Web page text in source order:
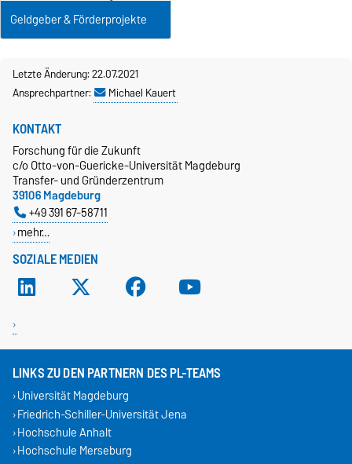
Geldgeber & Förderprojekte
Letzte Änderung: 22.07.2021
Ansprechpartner:
Michael Kauert
SOZIALE MEDIEN
KONTAKT
Forschung für die Zukunft
c/o Otto-von-Guericke-Universität Magdeburg
Transfer- und Gründerzentrum
39106 Magdeburg
+49 391 67-58711
mehr…
LINKS ZU DEN PARTNERN DES PL-TEAMS
Universität Magdeburg
Friedrich-Schiller-Universität Jena
Hochschule Anhalt
Hochschule Merseburg